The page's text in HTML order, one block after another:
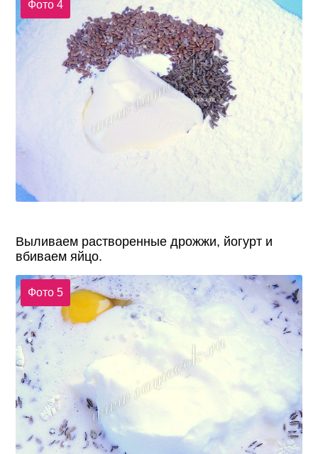
Фото 4
Выливаем растворенные дрожжи, йогурт и
вбиваем яйцо.
Фото 5